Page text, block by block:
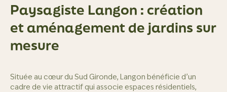
Paysagiste Langon : création
et aménagement de jardins sur
mesure
Située au cœur du Sud Gironde, Langon bénéficie d’un
cadre de vie attractif qui associe espaces résidentiels,